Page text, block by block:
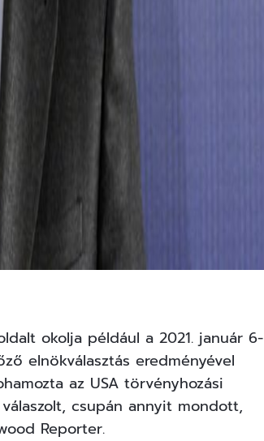
okolja például a 2021. január 6-
elnökválasztás eredményével
az USA törvényhozási
csupán annyit mondott,
Reporter.